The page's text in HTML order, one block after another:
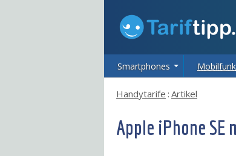
Smartphones Mobilfunk
Handytarife : Artikel
Apple iPhone